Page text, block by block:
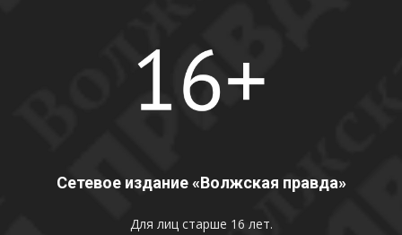
Сетевое издание «Волжская правда»
Для лиц старше 16 лет.